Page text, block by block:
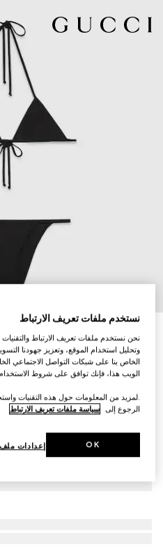
بدلة بيكيني من الجيرسي
SAR 3,500
نستخدم ملفات تعريف الارتباط
نحن نستخدم ملفات تعريف الارتباط والتقنيات
وتحليل استخدام الموقع، وتعزيز جهودنا
الخاص بنا على شبكات التواصل الاجتماعي
الويب هذا، فإنك توافق على شروط
.لمزيد من المعلومات حول هذه التقنيات
الرجوع إلى سياسة ملفات تعريف الارتباط
إعدادات ملف OK